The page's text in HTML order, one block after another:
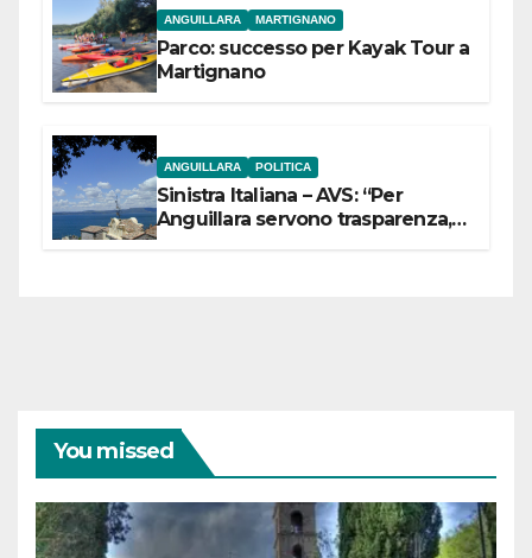
ANGUILLARA MARTIGNANO
Parco: successo per Kayak Tour a
Martignano
ANGUILLARA POLITICA
Sinistra Italiana – AVS: “Per
Anguillara servono trasparenza,
You missed